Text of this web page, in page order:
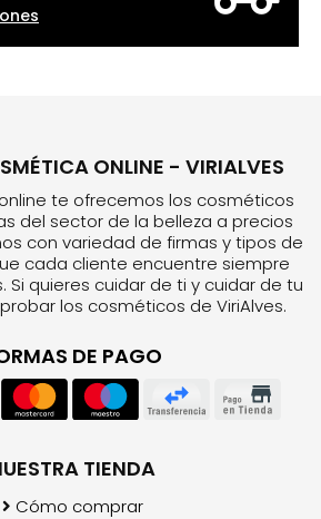
ONLINE - VIRIALVES
te ofrecemos los cosméticos
del sector de la belleza a precios
con variedad de firmas y tipos de
cada cliente encuentre siempre
Si quieres cuidar de ti y cuidar de tu
los cosméticos de ViriAlves.
DE PAGO
TIENDA
Cómo comprar